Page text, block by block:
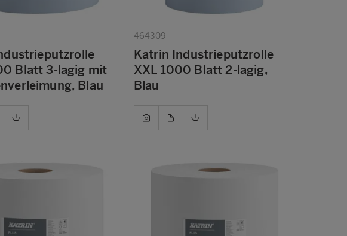
Blatt 3-lagig mit
Blau
464309
Katrin Industrieputzrolle
XXL 1000 Blatt 2-lagig,
Blau